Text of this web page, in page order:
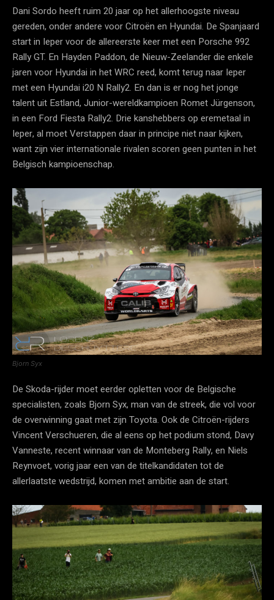
Dani Sordo heeft ruim 20 jaar op het allerhoogste niveau
gereden, onder andere voor Citroën en Hyundai. De Spanjaard
start in Ieper voor de allereerste keer met een Porsche 992
Rally GT. En Hayden Paddon, de Nieuw-Zeelander die enkele
jaren voor Hyundai in het WRC reed, komt terug naar Ieper
met een Hyundai i20 N Rally2. En dan is er nog het jonge
talent uit Estland, Junior-wereldkampioen Romet Jürgenson,
in een Ford Fiesta Rally2. Drie kanshebbers op eremetaal in
Ieper, al moet Verstappen daar in principe niet naar kijken,
want zijn vier internationale rivalen scoren geen punten in het
Belgisch kampioenschap.
Bjorn Syx
De Skoda-rijder moet eerder opletten voor de Belgische
specialisten, zoals Bjorn Syx, man van de streek, die vol voor
de overwinning gaat met zijn Toyota. Ook de Citroën-rijders
Vincent Verschueren, die al eens op het podium stond, Davy
Vanneste, recent winnaar van de Monteberg Rally, en Niels
Reynvoet, vorig jaar een van de titelkandidaten tot de
allerlaatste wedstrijd, komen met ambitie aan de start.